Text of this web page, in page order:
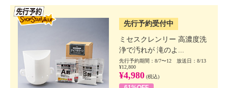
先行予約受付中
ミセスクレンリー 高濃度洗
浄で汚れが 滝のよ...
先行予約期間：8/7〜12 放送日：8/13
¥12,800
¥4,980 (税込)